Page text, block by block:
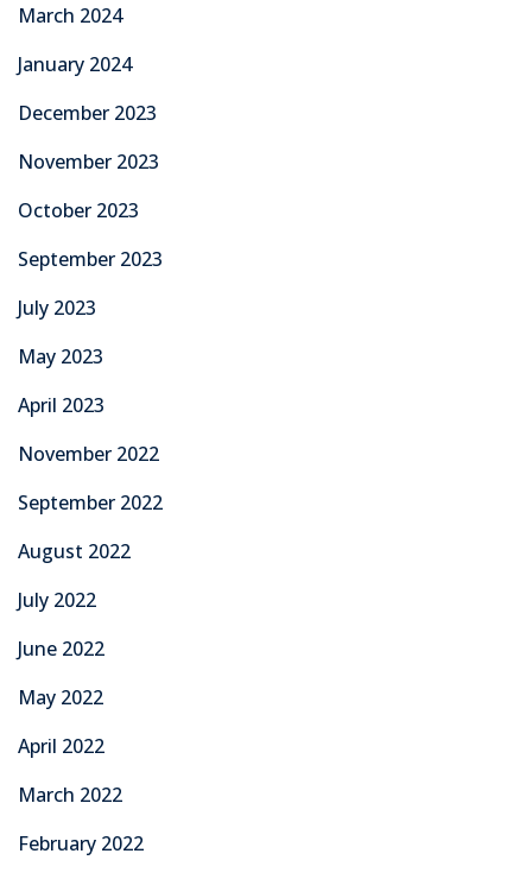
March 2024
January 2024
December 2023
November 2023
October 2023
September 2023
July 2023
May 2023
April 2023
November 2022
September 2022
August 2022
July 2022
June 2022
May 2022
April 2022
March 2022
February 2022